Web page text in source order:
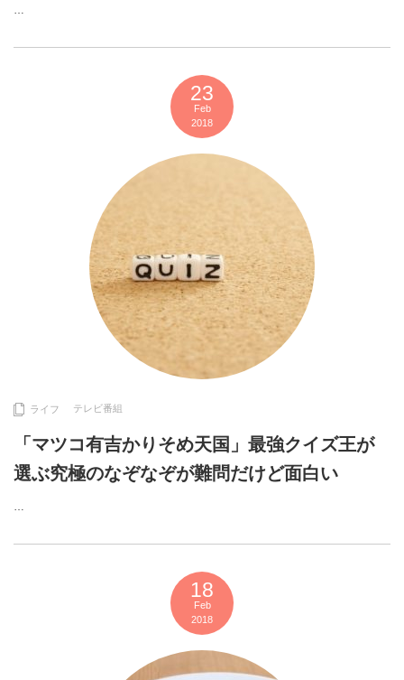
…
23
Feb
2018
ライフ テレビ番組
「マツコ有吉かりそめ天国」最強クイズ王が
選ぶ究極のなぞなぞが難問だけど面白い
…
18
Feb
2018